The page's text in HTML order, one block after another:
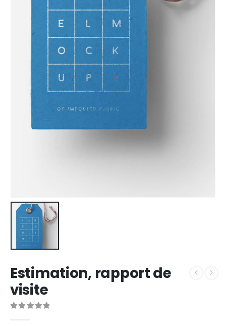
Estimation, rapport de
visite